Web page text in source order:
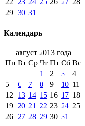
22
23 24 25 26 27 28
29 30 31
Календарь
август 2013 года
Пн Вт Ср Чт Пт Сб Вс
1
2 3
4
5
6 7 8 9 10 11
12
13 14 15 16 17 18
19 20 21 22 23 24 25
26 27 28 29 30 31